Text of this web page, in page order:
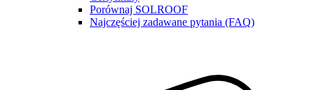
Porównaj SOLROOF
Najczęściej zadawane pytania (FAQ)